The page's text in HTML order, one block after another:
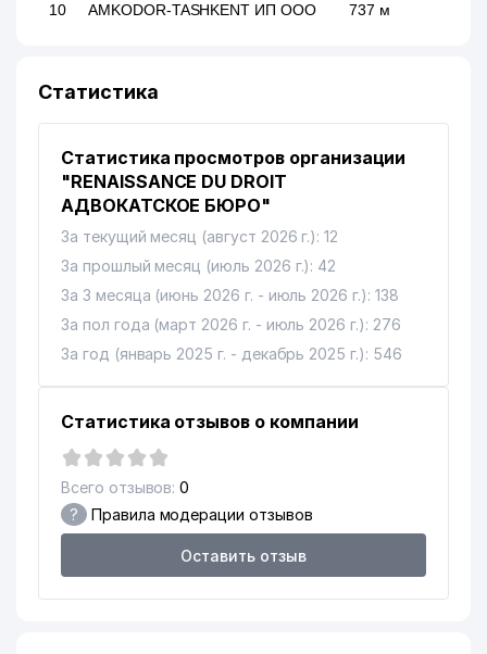
10 AMKODOR-TASHKENT ИП ООО 737 м
Статистика
Статистика просмотров организации
"RENAISSANCE DU DROIT
АДВОКАТСКОЕ БЮРО"
За текущий месяц (август 2026 г.): 12
За прошлый месяц (июль 2026 г.): 42
За 3 месяца (июнь 2026 г. - июль 2026 г.): 138
За пол года (март 2026 г. - июль 2026 г.): 276
За год (январь 2025 г. - декабрь 2025 г.): 546
Статистика отзывов о компании
Всего отзывов: 0
? Правила модерации отзывов
Оставить отзыв